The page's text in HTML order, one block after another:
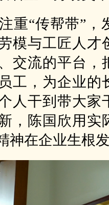
重“传帮带”
模与工匠人才
交流的平台，
工，为企业的
人干到带大家
，陈国欣用实
神在企业生根